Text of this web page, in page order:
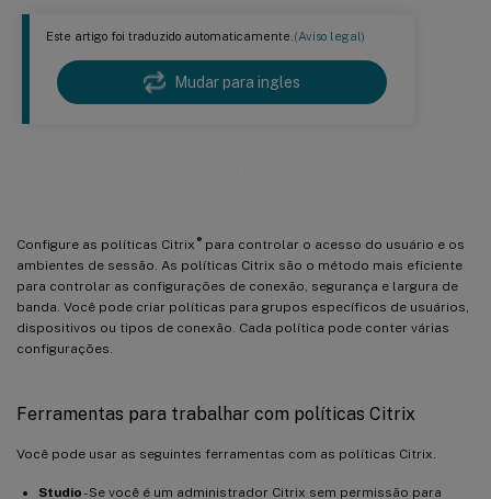
Este artigo foi traduzido automaticamente.(Aviso legal)
Mudar para ingles
Configure as políticas Citrix ®para controlar o acesso do usuário e os
ambientes de sessão. As políticas Citrix são o método mais eficiente
para controlar as configurações de conexão, segurança e largura de
banda. Você pode criar políticas para grupos específicos de usuários,
dispositivos ou tipos de conexão. Cada política pode conter várias
configurações.
Ferramentas para trabalhar com políticas Citrix
Você pode usar as seguintes ferramentas com as políticas Citrix.
Studio- Se você é um administrador Citrix sem permissão para